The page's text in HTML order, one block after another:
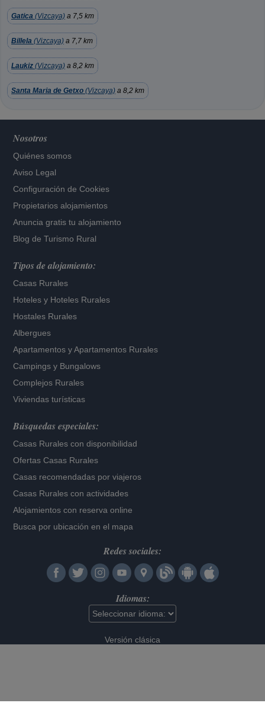
Gatica (Vizcaya) a 7,5 km
Billela (Vizcaya) a 7,7 km
Laukiz (Vizcaya) a 8,2 km
Santa Maria de Getxo (Vizcaya) a 8,2 km
Nosotros
Quiénes somos
Aviso Legal
Configuración de Cookies
Propietarios alojamientos
Anuncia gratis tu alojamiento
Blog de Turismo Rural
Tipos de alojamiento:
Casas Rurales
Hoteles y Hoteles Rurales
Hostales Rurales
Albergues
Apartamentos yApartamentos Rurales
Campings y Bungalows
Complejos Rurales
Viviendas turísticas
Búsquedas especiales:
Casas Rurales con disponibilidad
Ofertas Casas Rurales
Casas recomendadas por viajeros
Casas Rurales con actividades
Alojamientos con reserva online
Busca por ubicación en el mapa
Redes sociales:
Idiomas:
Versión clásica